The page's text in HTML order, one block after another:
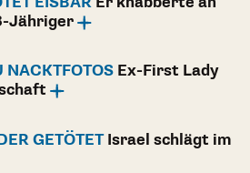
Jähriger
NACKTFOTOS Ex-First Lady
GETÖTETIsrael schlägt im